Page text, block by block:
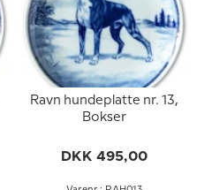
Ravn hundeplatte nr. 13,
Bokser
DKK 495,00